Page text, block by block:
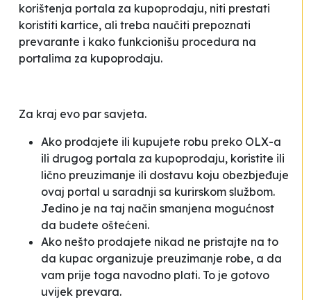
korištenja portala za kupoprodaju, niti prestati
koristiti kartice, ali treba naučiti prepoznati
prevarante i kako funkcionišu procedura na
portalima za kupoprodaju.
Za kraj evo par savjeta.
Ako prodajete ili kupujete robu preko OLX-a
ili drugog portala za kupoprodaju, koristite ili
lično preuzimanje ili dostavu koju obezbjeđuje
ovaj portal u saradnji sa kurirskom službom.
Jedino je na taj način smanjena mogućnost
da budete oštećeni.
Ako nešto prodajete nikad ne pristajte na to
da kupac organizuje preuzimanje robe, a da
vam prije toga navodno plati. To je gotovo
uvijek prevara.